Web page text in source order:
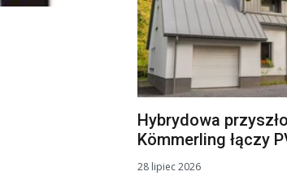
Hybrydowa
Kömmerling łączy
28 lipiec 2026